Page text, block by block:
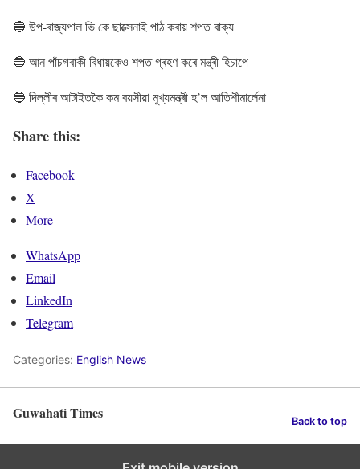
🔵 উপ-ৰাজ্যপাল ভি কে ছাক্সেনাই পাঠ কৰায় শপত বাক্য
🔵 আন পাঁচগৰাকী বিধায়কেও শপত গ্ৰহণ কৰে মন্ত্ৰী হিচাপে
🔵 দিল্লীৰ আটাইতকৈ কম বয়সীয়া মুখ্যমন্ত্ৰী হ’ল আতিশীমাৰ্লেনা
Share this:
Facebook
X
More
WhatsApp
Email
LinkedIn
Telegram
Categories: English News
Guwahati Times Back to top